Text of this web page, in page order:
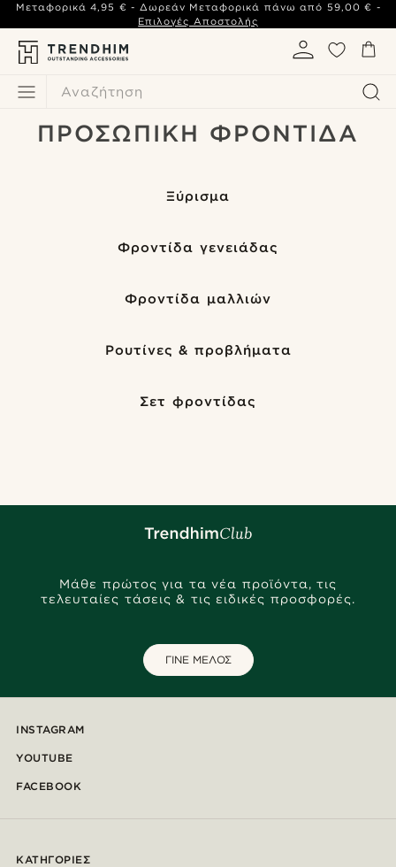
Αναζήτηση
Μεταφορικά 4,95 € - Δωρεάν Μεταφορικά πάνω από 59,00 € -
Επιλογές Αποστολής
ΠΡΟΣΩΠΙΚΉ ΦΡΟΝΤΊΔΑ
Ξύρισμα
Φροντίδα γενειάδας
Φροντίδα μαλλιών
Ρουτίνες & προβλήματα
Σετ φροντίδας
Μάθε πρώτος για τα νέα προϊόντα, τις
τελευταίες τάσεις & τις ειδικές προσφορές.
ΓΙΝΕ ΜΕΛΟΣ
INSTAGRAM
YOUTUBE
FACEBOOK
ΚΑΤΗΓΟΡΊΕΣ